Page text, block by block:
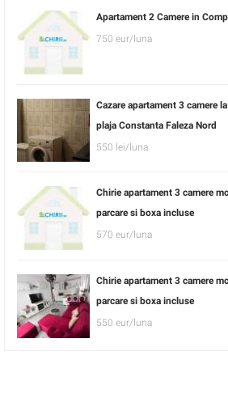
Apartament 2 Camere in
750 eur/luna
Cazare apartament 3 camere
plaja Constanta Faleza Nord
550 lei/luna
Chirie apartament 3 camere
parcare si boxa incluse
570 eur/luna
Chirie apartament 3 camere
parcare si boxa incluse
550 eur/luna